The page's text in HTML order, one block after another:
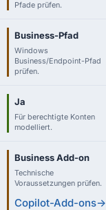
Pfade prüfen.
Business-Pfad
Windows
Business/Endpoint-Pfad
prüfen.
Ja
Für berechtigte Konten
modelliert.
Business Add-on
Technische
Voraussetzungen prüfen.
Copilot-Add-ons→